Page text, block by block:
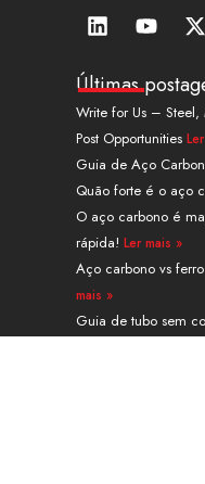
L
i
k
e
d
i
n
Y
o
t
u
b
e
X
-
i
t
t
r
Últimas
Write for Us –
Post Opportunities
Guia de Aço
Quão forte é o aço
O aço carbono é
rápida! Ler mais »
Aço carbono vs
mais »
Guia de tubo sem